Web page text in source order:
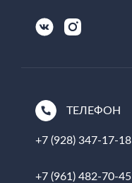
ТЕЛЕФОН
+7 (928) 347-17-18
+7 (961) 482-70-45